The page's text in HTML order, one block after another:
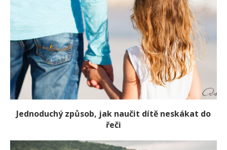
Jednoduchý způsob, jak naučit dítě neskákat do
řeči